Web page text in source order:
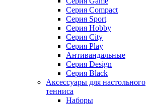
Серия Compact
Серия Sport
Серия Hobby
Серия City
Серия Play
Антивандальные
Серия Design
Серия Black
Аксессуары для настольного
тенниса
Наборы